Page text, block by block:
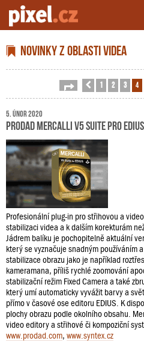
Novinky z oblasti videa
Stránka zPředchozí
1 2 3 4
5. únor 2020
ProDAD Mercalli V5 Suite pro EDIUS
Profesionální plug-in pro střihovou a
stabilizaci videa a k dalším korekturám
Jádrem balíku je pochopitelně aktuální
který se vyznačuje snadným používáním
stabilizace obrazu jako je například
kameramana, příliš rychlé zoomování
stabilizační režim Fixed Camera a také
který umí automaticky vyvážit barvy a
přímo v časové ose editoru EDIUS. K
plochy obrazu podle okolního obsahu.
video editory a střihové či kompoziční
www.prodad.com, www.syntex.cz